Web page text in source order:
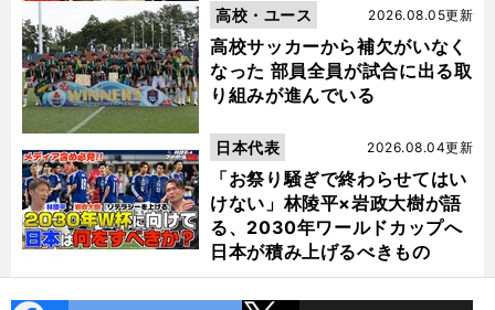
高校サッカーから補欠がいなく
なった 部員全員が試合に出る取
り組みが進んでいる
2026.08.05更新
高校・ユース
「お祭り騒ぎで終わらせてはい
けない」林陵平×岩政大樹が語
る、2030年ワールドカップへ
日本が積み上げるべきもの
2026.08.04更新
日本代表